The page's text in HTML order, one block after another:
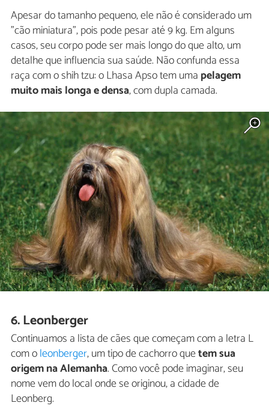
Apesar do tamanho pequeno, ele não é considerado um
"cão miniatura", pois pode pesar até 9 kg. Em alguns
casos, seu corpo pode ser mais longo do que alto, um
detalhe que influencia sua saúde. Não confunda essa
raça com o shih tzu: o Lhasa Apso tem uma pelagem
muito mais longa e densa, com dupla camada.
6. Leonberger
Continuamos a lista de cães que começam com a letra L
com oleonberger, um tipo de cachorro quetem sua
origem na Alemanha. Como você pode imaginar, seu
nome vem do local onde se originou, a cidade de
Leonberg.